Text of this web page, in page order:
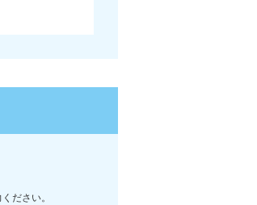
ださい。